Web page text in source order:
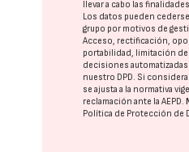
llevar a cabo las
Los datos pueden
grupo por motivos de
Acceso, rectificación,
portabilidad, limitación
decisiones automatizadas:
nuestro DPD. Si
se ajusta a la normativa
reclamación ante laAEPD.
Política de Protección de